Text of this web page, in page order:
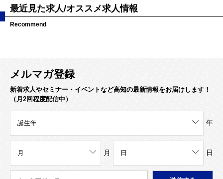
最近見た求人/オススメ求人情報
Recommend
メルマガ登録
新着求人やセミナー・イベントなど高知の最新情報をお届けします！
（月2回程度配信中）
年
月 日